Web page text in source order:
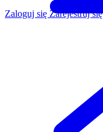
Zaloguj się Zarejestruj się